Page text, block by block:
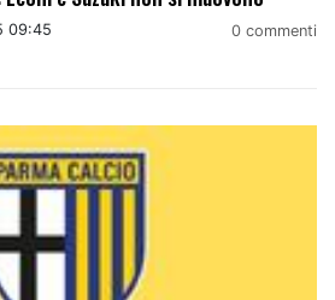
09:45 0 commenti